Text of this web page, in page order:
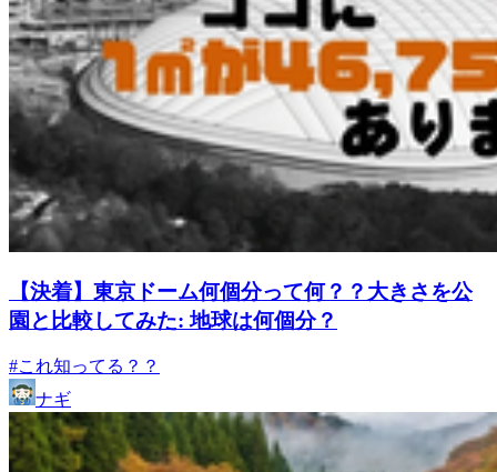
【決着】東京ドーム何個分って何？？大きさを公
園と比較してみた: 地球は何個分？
#これ知ってる？？
ナギ